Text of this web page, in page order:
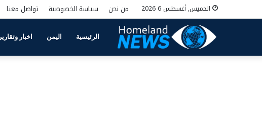
الخميس, أغسطس 6 2026 من نحن سياسة الخصوصية تواصل معنا
الرئيسية اليمن اخبار وتقارير